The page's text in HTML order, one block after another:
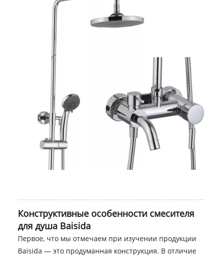
Конструктивные особенности смесителя
для душа Baisida
Первое, что мы отмечаем при изучении продукции
Baisida — это продуманная конструкция. В отличие